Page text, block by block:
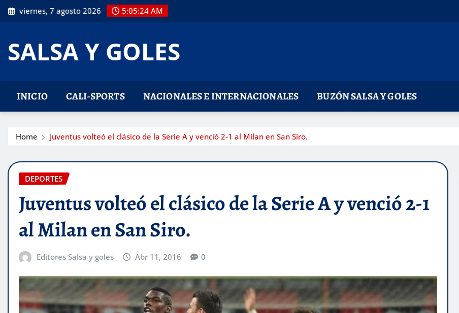
Skip
to
viernes, 7 agosto 2026 5:05:25 AM
SALSA Y GOLES
INICIO CALI-SPORTS NACIONALES E INTERNACIONALES BUZÓN SALSA Y GOLES
Home Juventus volteó el clásico de la Serie A y venció 2-1 al Milan en San Siro.
DEPORTES
Juventus volteó el clásico de la Serie A y venció 2-1
al Milan en San Siro.
Editores Salsa y goles Abr 11, 2016 0